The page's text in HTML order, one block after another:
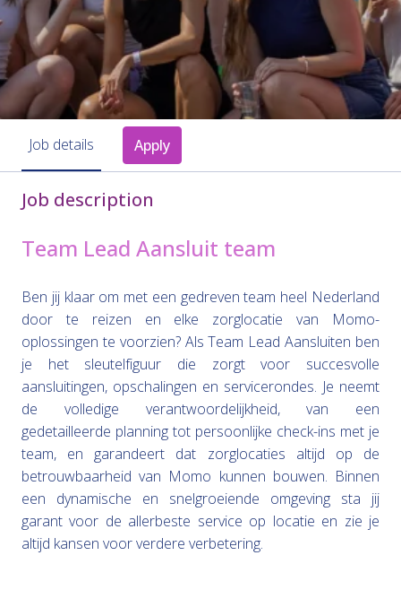
Job details Apply
Job description
Team Lead Aansluit team
Ben jij klaar om met een gedreven team heel Nederland
door te reizen en elke zorglocatie van Momo-
oplossingen te voorzien? Als Team Lead Aansluiten ben
je het sleutelfiguur die zorgt voor succesvolle
aansluitingen, opschalingen en servicerondes. Je neemt
de volledige verantwoordelijkheid, van een
gedetailleerde planning tot persoonlijke check-ins met je
team, en garandeert dat zorglocaties altijd op de
betrouwbaarheid van Momo kunnen bouwen. Binnen
een dynamische en snelgroeiende omgeving sta jij
garant voor de allerbeste service op locatie en zie je
altijd kansen voor verdere verbetering.